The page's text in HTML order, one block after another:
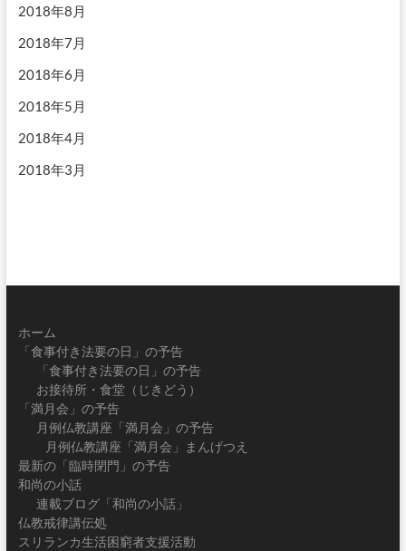
2018年8月
2018年7月
2018年6月
2018年5月
2018年4月
2018年3月
ホーム
「食事付き法要の日」の予告
「食事付き法要の日」の予告
お接待所・食堂（じきどう）
「満月会」の予告
月例仏教講座「満月会」の予告
月例仏教講座「満月会」まんげつえ
最新の「臨時閉門」の予告
和尚の小話
連載ブログ「和尚の小話」
仏教戒律講伝処
スリランカ生活困窮者支援活動